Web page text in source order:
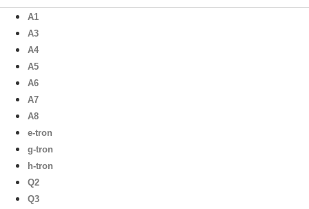
A1
A3
A4
A5
A6
A7
A8
e-tron
g-tron
h-tron
Q2
Q3